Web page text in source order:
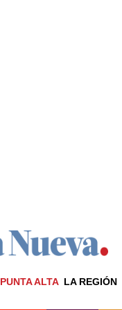
PUNTA ALTA LA REGIÓN